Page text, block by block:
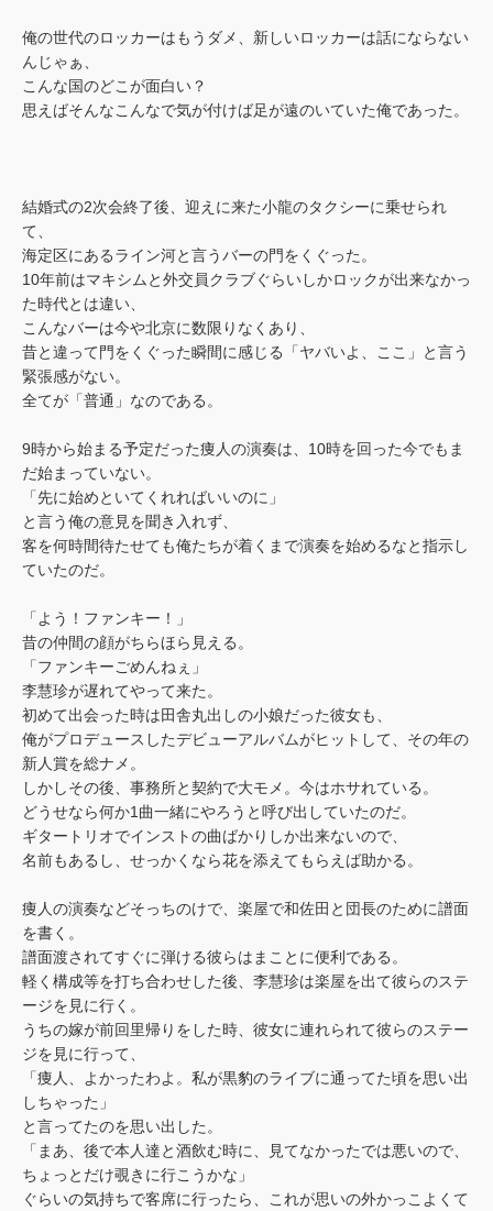
俺の世代のロッカーはもうダメ、新しいロッカーは話にならない
んじゃぁ、
こんな国のどこが面白い？
思えばそんなこんなで気が付けば足が遠のいていた俺であった。
結婚式の2次会終了後、迎えに来た小龍のタクシーに乗せられ
て、
海定区にあるライン河と言うバーの門をくぐった。
10年前はマキシムと外交員クラブぐらいしかロックが出来なかっ
た時代とは違い、
こんなバーは今や北京に数限りなくあり、
昔と違って門をくぐった瞬間に感じる「ヤバいよ、ここ」と言う
緊張感がない。
全てが「普通」なのである。
9時から始まる予定だった痩人の演奏は、10時を回った今でもま
だ始まっていない。
「先に始めといてくれればいいのに」
と言う俺の意見を聞き入れず、
客を何時間待たせても俺たちが着くまで演奏を始めるなと指示し
ていたのだ。
「よう！ファンキー！」
昔の仲間の顔がちらほら見える。
「ファンキーごめんねぇ」
李慧珍が遅れてやって来た。
初めて出会った時は田舎丸出しの小娘だった彼女も、
俺がプロデュースしたデビューアルバムがヒットして、その年の
新人賞を総ナメ。
しかしその後、事務所と契約で大モメ。今はホサれている。
どうせなら何か1曲一緒にやろうと呼び出していたのだ。
ギタートリオでインストの曲ばかりしか出来ないので、
名前もあるし、せっかくなら花を添えてもらえば助かる。
痩人の演奏などそっちのけで、楽屋で和佐田と団長のために譜面
を書く。
譜面渡されてすぐに弾ける彼らはまことに便利である。
軽く構成等を打ち合わせした後、李慧珍は楽屋を出て彼らのステ
ージを見に行く。
うちの嫁が前回里帰りをした時、彼女に連れられて彼らのステー
ジを見に行って、
「痩人、よかったわよ。私が黒豹のライブに通ってた頃を思い出
しちゃった」
と言ってたのを思い出した。
「まあ、後で本人達と酒飲む時に、見てなかったでは悪いので、
ちょっとだけ覗きに行こうかな」
ぐらいの気持ちで客席に行ったら、これが思いの外かっこよくて